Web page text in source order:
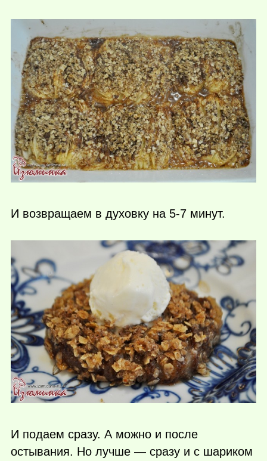
И возвращаем в духовку на 5-7 минут.
И подаем сразу. А можно и после
остывания. Но лучше — сразу и с шариком